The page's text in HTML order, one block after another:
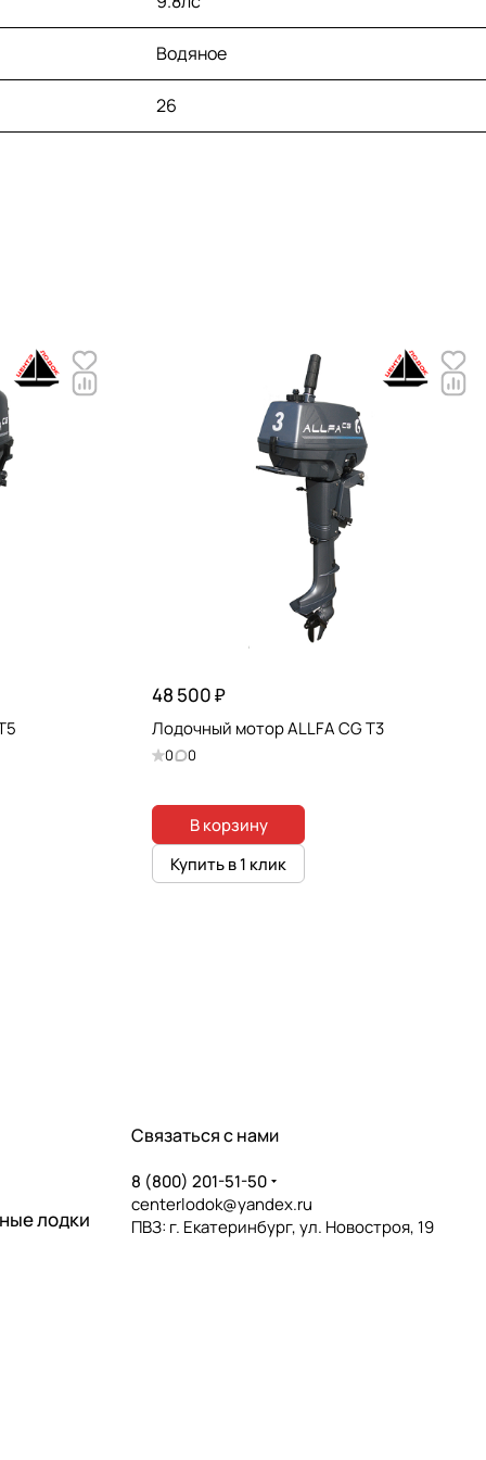
Экономически выгодное
использованиеза счет
низкого расхода топлива,
обеспеченного системой
зажигания этого мотора и
небольшим мощностным
Водяное
26
48 500 ₽
Лодочный мотор ALLFA CG T3
0 0
В корзину
Купить в 1 клик
лодки
Связаться с нами
8 (800) 201-51-50
centerlodok@yandex.ru
ПВЗ: г. Екатеринбург, ул. Новостроя, 19